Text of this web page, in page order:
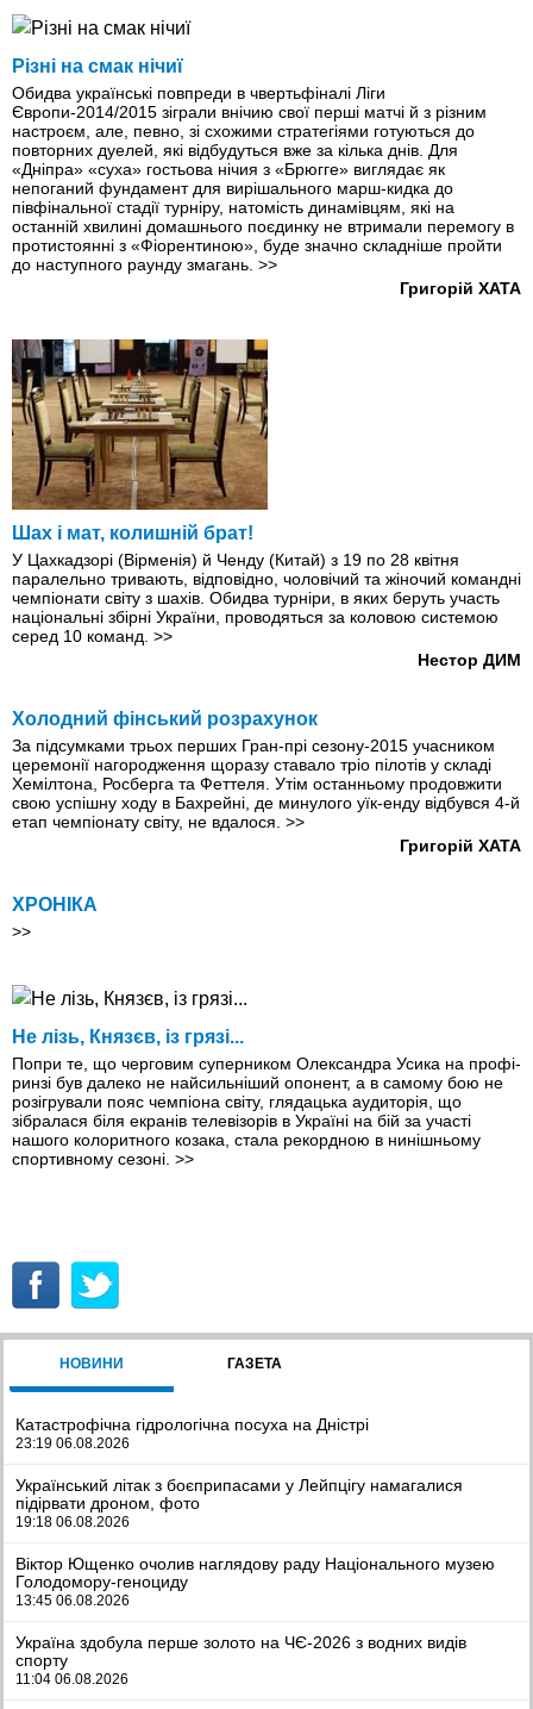
Різні на смак нічиї
Обидва українські повпреди в чвертьфіналі Ліги
Європи-2014/2015 зіграли внічию свої перші матчі й з різним
настроєм, але, певно, зі схожими стратегіями готуються до
повторних дуелей, які відбудуться вже за кілька днів. Для
«Дніпра» «суха» гостьова нічия з «Брюгге» виглядає як
непоганий фундамент для вирішального марш-кидка до
півфінальної стадії турніру, натомість динамівцям, які на
останній хвилині домашнього поєдинку не втримали перемогу в
протистоянні з «Фіорентиною», буде значно складніше пройти
до наступного раунду змагань. >>
Григорій ХАТА
Шах і мат, колишній брат!
У Цахкадзорі (Вірменія) й Ченду (Китай) з 19 по 28 квітня
паралельно тривають, відповідно, чоловічий та жіночий командні
чемпіонати світу з шахів. Обидва турніри, в яких беруть участь
національні збірні України, проводяться за коловою системою
серед 10 команд. >>
Нестор ДИМ
Холодний фінський розрахунок
За підсумками трьох перших Гран-прі сезону-2015 учасником
церемонії нагородження щоразу ставало тріо пілотів у складі
Хемілтона, Росберга та Феттеля. Утім останньому продовжити
свою успішну ходу в Бахрейні, де минулого уїк-енду відбувся 4-й
етап чемпіонату світу, не вдалося. >>
Григорій ХАТА
ХРОНІКА
>>
Не лізь, Князєв, із грязі...
Попри те, що черговим суперником Олександра Усика на профі-
ринзі був далеко не найсильніший опонент, а в самому бою не
розігрували пояс чемпіона світу, глядацька аудиторія, що
зібралася біля екранів телевізорів в Україні на бій за участі
нашого колоритного козака, стала рекордною в нинішньому
спортивному сезоні. >>
НОВИНИ ГАЗЕТА
Катастрофічна гідрологічна посуха на Дністрі
23:19 06.08.2026
Український літак з боєприпасами у Лейпцігу намагалися
підірвати дроном, фото
19:18 06.08.2026
Віктор Ющенко очолив наглядову раду Національного музею
Голодомору-геноциду
13:45 06.08.2026
Україна здобула перше золото на ЧЄ-2026 з водних видів
спорту
11:04 06.08.2026